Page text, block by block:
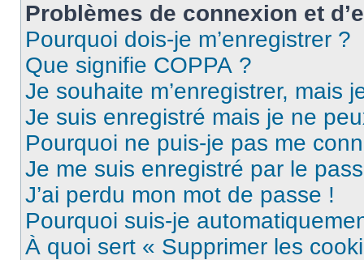
Problèmes de connexion et
Pourquoi dois-je m’enregistrer ?
Que signifie COPPA ?
Je souhaite m’enregistrer, mais
Je suis enregistré mais je ne
Pourquoi ne puis-je pas me
Je me suis enregistré par le
J’ai perdu mon mot de passe !
Pourquoi suis-je
À quoi sert « Supprimer les